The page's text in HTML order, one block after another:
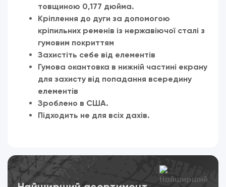
товщиною 0,177 дюйма.
Кріплення до дуги за допомогою
кріпильних ременів із нержавіючої сталі з
гумовим покриттям
Захистіть себе від елементів
Гумова окантовка в нижній частині екрану
для захисту від попадання всередину
елементів
Зроблено в США.
Підходить не для всіх дахів.
Переглянути